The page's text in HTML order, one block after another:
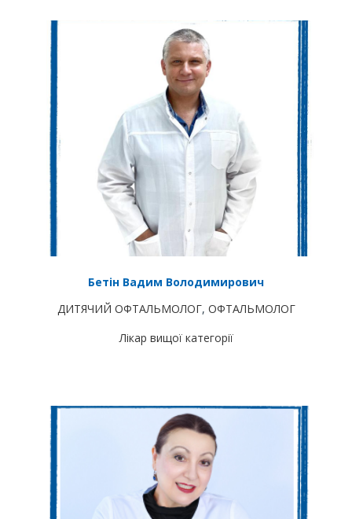
Бетін Вадим Володимирович
ДИТЯЧИЙ ОФТАЛЬМОЛОГ, ОФТАЛЬМОЛОГ
Лікар вищої категорії